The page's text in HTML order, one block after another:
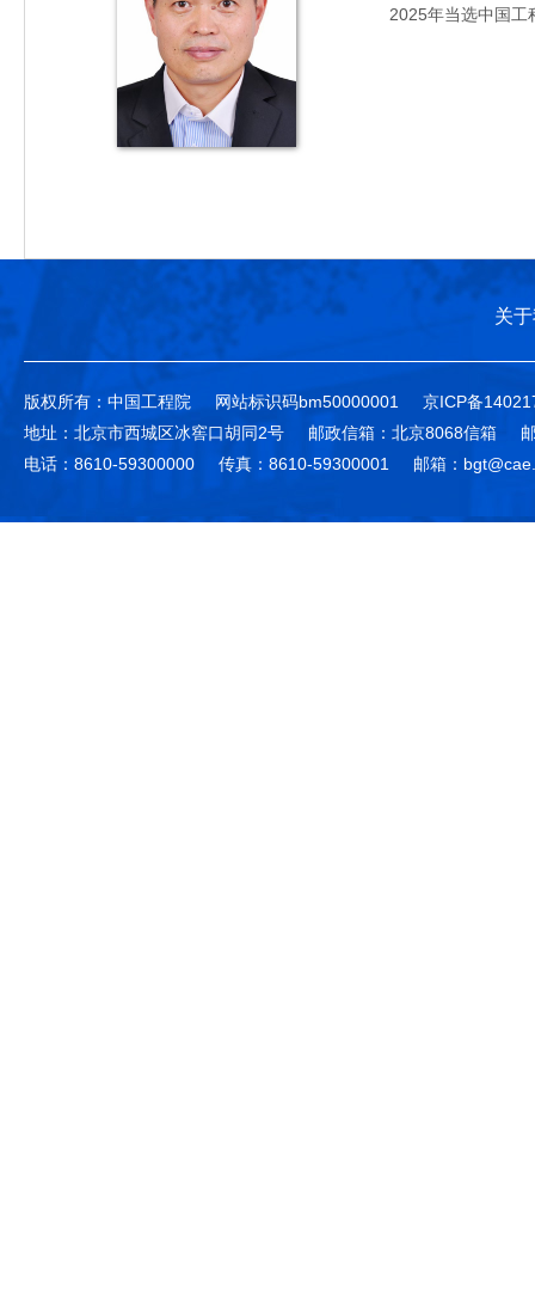
2025年当选中国工
关
版权所有：中国工程院 网站标识码bm50000001
京ICP备
地址：北京市西城区冰窖口胡同2号
邮政信箱：北京8068信箱
电话：8610-59300000
传真：8610-59300001 邮箱：